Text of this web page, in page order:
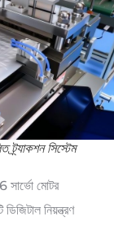
সিস্টেম
মোটর
নিয়ন্ত্রণ